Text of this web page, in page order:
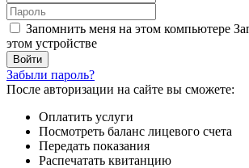
Запомнить меня на этом компьютере
этом устройстве
Забыли пароль?
После авторизации на сайте вы сможете:
Оплатить услуги
Посмотреть баланс лицевого счета
Передать показания
Распечатать квитанцию